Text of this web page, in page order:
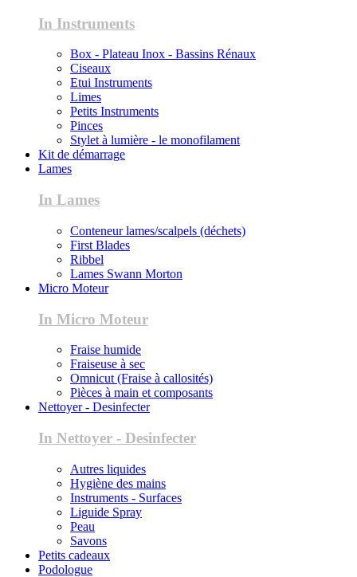
In Instruments
Box - Plateau Inox - Bassins Rénaux
Ciseaux
Etui Instruments
Limes
Petits Instruments
Pinces
Stylet à lumière - le monofilament
Kit de démarrage
Lames
In Lames
Conteneur lames/scalpels (déchets)
First Blades
Ribbel
Lames Swann Morton
Micro Moteur
In Micro Moteur
Fraise humide
Fraiseuse à sec
Omnicut (Fraise à callosités)
Pièces à main et composants
Nettoyer - Desinfecter
In Nettoyer - Desinfecter
Autres liquides
Hygiène des mains
Instruments - Surfaces
Liguide Spray
Peau
Savons
Petits cadeaux
Podologue